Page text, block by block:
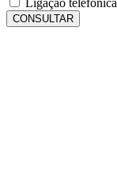
Ligação telefônica
CONSULTAR